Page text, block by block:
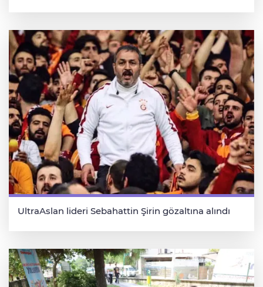
UltraAslan lideri Sebahattin Şirin gözaltına alındı